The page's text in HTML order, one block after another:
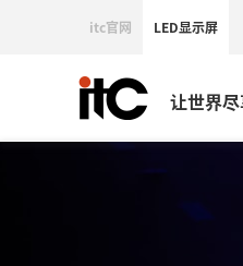
itc官网 LED显示屏
让世界